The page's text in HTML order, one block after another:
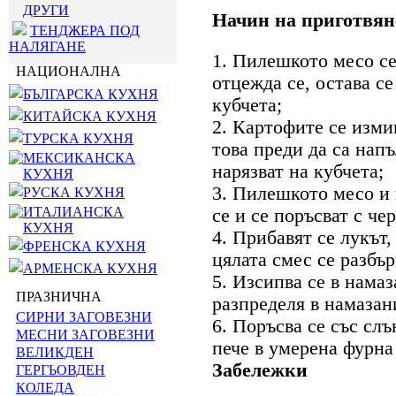
ДРУГИ
ТЕНДЖЕРА ПОД
НАЛЯГАНЕ
НАЦИОНАЛНА
БЪЛГАРСКА КУХНЯ
КИТАЙСКА КУХНЯ
ТУРСКА КУХНЯ
МЕКСИКАНСКА
КУХНЯ
РУСКА КУХНЯ
ИТАЛИАНСКА
КУХНЯ
ФРЕНСКА КУХНЯ
АРМЕНСКА КУХНЯ
ПРАЗНИЧНА
СИРНИ ЗАГОВЕЗНИ
МЕСНИ ЗАГОВЕЗНИ
ВЕЛИКДЕН
ГЕРГЬОВДЕН
КОЛЕДА
Начин на
1. Пилешкото месо
отцежда се, остава
кубчета;
2. Картофите се
това преди да са
нарязват на кубчета;
3. Пилешкото месо и
се и се поръсват с
4. Прибавят се
цялата смес се
5. Изсипва се в
разпределя в
6. Поръсва се със
пече в умерена
Забележки